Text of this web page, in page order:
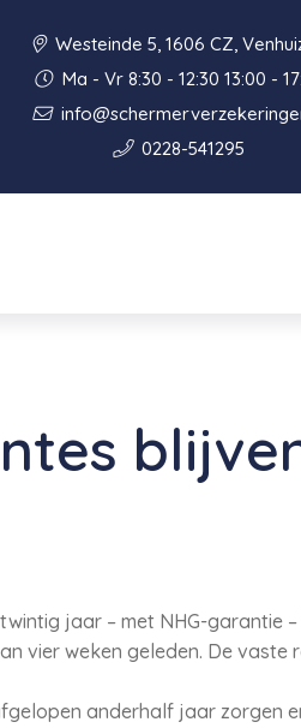
Westeinde 5, 1606 CZ,
Ma - Vr 8:30 - 12:30 13:00 -
0228-541295
jaar – met NHG-garantie
vier weken geleden. De
anderhalf jaar zorgen